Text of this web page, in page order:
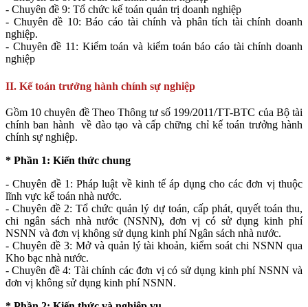
- Chuyên đề 9: Tổ chức kế toán quản trị doanh nghiệp
- Chuyên đề 10: Báo cáo tài chính và phân tích tài chính doanh
nghiệp.
- Chuyên đề 11: Kiểm toán và kiểm toán báo cáo tài chính doanh
nghiệp
II. Kế toán trưởng hành chính sự nghiệp
Gồm 10 chuyên đề Theo Thông tư số 199/2011/TT-BTC của Bộ tài
chính ban hành về đào tạo và cấp chững chỉ kế toán trưởng hành
chính sự nghiệp.
* Phần 1: Kiến thức chung
- Chuyên đề 1: Pháp luật về kinh tế áp dụng cho các đơn vị thuộc
lĩnh vực kế toán nhà nước.
- Chuyên đề 2: Tổ chức quản lý dự toán, cấp phát, quyết toán thu,
chi ngân sách nhà nước (NSNN), đơn vị có sử dụng kinh phí
NSNN và đơn vị không sử dụng kinh phí Ngân sách nhà nước.
- Chuyên đề 3: Mở và quản lý tài khoản, kiểm soát chi NSNN qua
Kho bạc nhà nước.
- Chuyên đề 4: Tài chính các đơn vị có sử dụng kinh phí NSNN và
đơn vị không sử dụng kinh phí NSNN.